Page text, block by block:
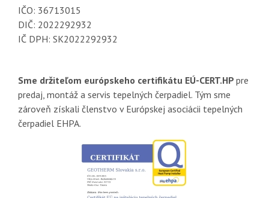
IČO: 36713015
DIČ: 2022292932
IČ DPH: SK2022292932
Sme držiteľom európskeho certifikátu EÚ-CERT.HP pre
predaj, montáž a servis tepelných čerpadiel. Tým sme
zároveň získali členstvo v Európskej asociácii tepelných
čerpadiel EHPA.